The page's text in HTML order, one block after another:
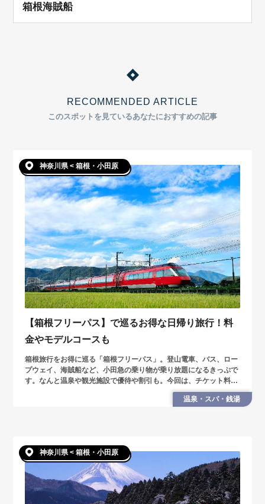
箱根海賊船
RECOMMENDED ARTICLE
このスポットを見ているあなたにおすすめの記事
神奈川県 < 箱根・小田原
【箱根フリーパス】で巡るお得な日帰り旅行！料
金やモデルコースも
箱根旅行をお得に巡る「箱根フリーパス」。登山電車、バス、ロー
プウェイ、海賊船など、小田急の乗り物が乗り放題になるきっぷで
す。なんと温泉や観光施設で優待や割引も。今回は、チケット料金
や購入場所、日帰り旅の賢い巡り方を紹介します。
温泉・スパ・銭湯
神奈川県 < 箱根・小田原